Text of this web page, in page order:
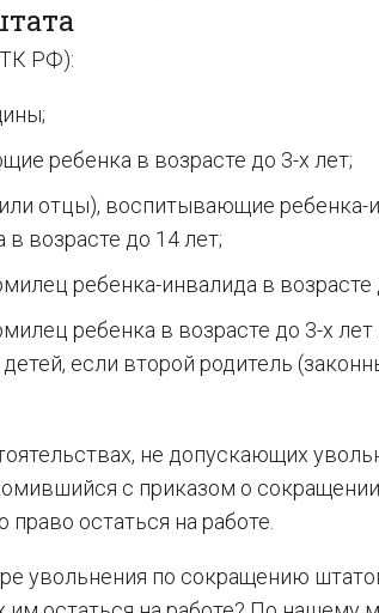
ТК РФ):
ребенка в возрасте до 3-х лет;
отцы), воспитывающие ребенка-
в возрасте до 14 лет;
ребенка-инвалида в возрасте
ребенка в возрасте до 3-х лет
если второй родитель
не допускающих
с приказом о
остаться на работе.
увольнения по сокращению